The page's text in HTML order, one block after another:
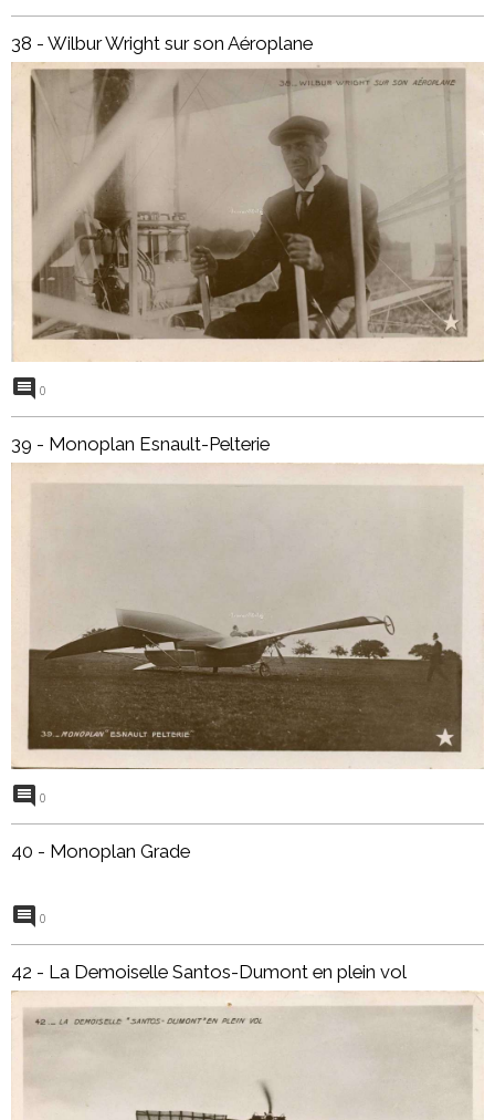
38 - Wilbur Wright sur son Aéroplane
0
39 - Monoplan Esnault-Pelterie
0
40 - Monoplan Grade
0
42 - La Demoiselle Santos-Dumont en plein vol